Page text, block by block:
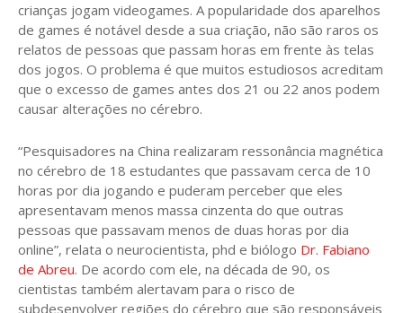
crianças jogam videogames. A popularidade dos aparelhos
de games é notável desde a sua criação, não são raros os
relatos de pessoas que passam horas em frente às telas
dos jogos. O problema é que muitos estudiosos acreditam
que o excesso de games antes dos 21 ou 22 anos podem
causar alterações no cérebro.
“Pesquisadores na China realizaram ressonância magnética
no cérebro de 18 estudantes que passavam cerca de 10
horas por dia jogando e puderam perceber que eles
apresentavam menos massa cinzenta do que outras
pessoas que passavam menos de duas horas por dia
online”, relata o neurocientista, phd e biólogo Dr. Fabiano
de Abreu. De acordo com ele, na década de 90, os
cientistas também alertavam para o risco de
subdesenvolver regiões do cérebro que são responsáveis